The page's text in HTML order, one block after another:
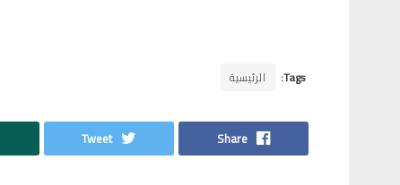
Tags: الرئيسية
Share
Tweet